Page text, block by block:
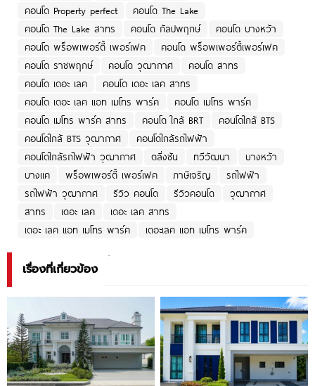
คอนโด Property perfect
คอนโด The Lake
คอนโด The Lake สาทร
คอนโด กัลปพฤกษ์
คอนโด บางหว้า
คอนโด พร็อพเพอร์ตี้ เพอร์เฟค
คอนโด พร็อพเพอร์ตี้เพอร์เฟค
คอนโด ราชพฤกษ์
คอนโด วุฒากาศ
คอนโด สาทร
คอนโด เดอะ เลค
คอนโด เดอะ เลค สาทร
คอนโด เดอะ เลค แอท เมโทร พาร์ค
คอนโด เมโทร พาร์ค
คอนโด เมโทร พาร์ค สาทร
คอนโด ใกล้ BRT
คอนโดใกล้ BTS
คอนโดใกล้ BTS วุฒากาศ
คอนโดใกล้รถไฟฟ้า
คอนโดใกล้รถไฟฟ้า วุฒากาศ
ตลิ่งชัน ทวีวัฒนา
บางหว้า
บางแค
พร็อพเพอร์ตี้ เพอร์เฟค ภาษีเจริญ
รถไฟฟ้า
รถไฟฟ้า วุฒากาศ
รีวิว คอนโด รีวิวคอนโด
วุฒากาศ
สาทร
เดอะ เลค
เดอะ เลค สาทร
เดอะ เลค แอท เมโทร พาร์ค
เดอะเลค แอท เมโทร พาร์ค
เรื่องที่เกี่ยวข้อง